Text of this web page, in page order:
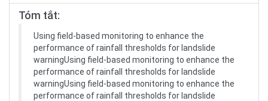
Tóm tắt:
Using field-based monitoring to enhance the
performance of rainfall thresholds for landslide
warningUsing field-based monitoring to enhance the
performance of rainfall thresholds for landslide
warningUsing field-based monitoring to enhance the
performance of rainfall thresholds for landslide